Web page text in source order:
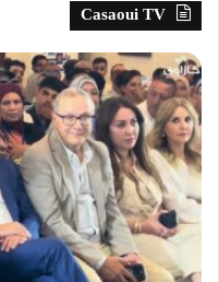
Casaoui TV